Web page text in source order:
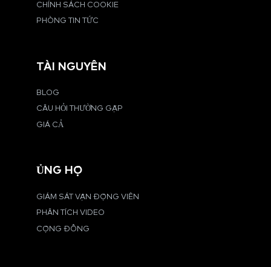
CHÍNH SÁCH COOKIE
PHÒNG TIN TỨC
TÀI NGUYÊN
BLOG
CÂU HỎI THƯỜNG GẶP
GIÁ CẢ
ỦNG HỘ
GIÁM SÁT VẬN ĐỘNG VIÊN
PHÂN TÍCH VIDEO
CỘNG ĐỒNG